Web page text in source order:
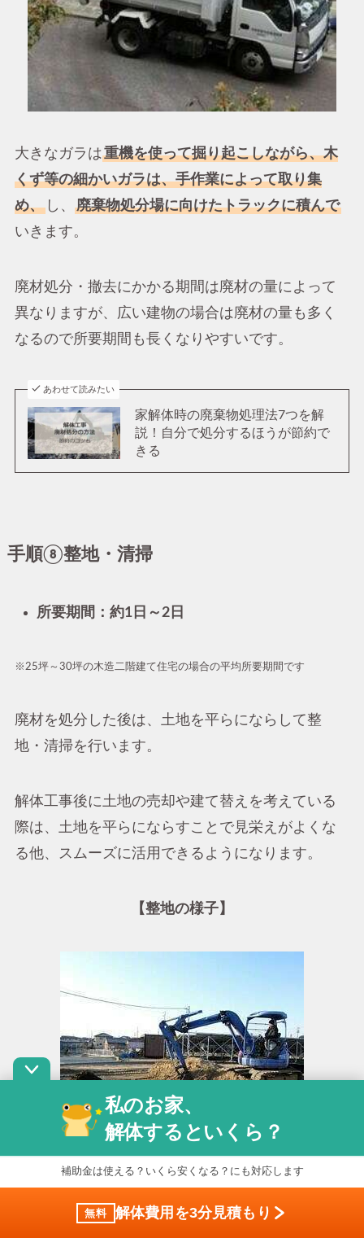
大きなガラは重機を使って掘り起こしながら、木
くず等の細かいガラは、手作業によって取り集
め、し、
廃棄物処分場に向けたトラックに積んで
いきます。
廃材処分・撤去にかかる期間は廃材の量によって
異なりますが、広い建物の場合は廃材の量も多く
なるので所要期間も長くなりやすいです。
あわせて読みたい
家解体時の廃棄物処理法7つを解
説！自分で処分するほうが節約で
きる
手順⑧整地・清掃
所要期間：約1日～2日
※25坪～30坪の木造二階建て住宅の場合の平均所要期間です
廃材を処分した後は、土地を平らにならして整
地・清掃を行います。
解体工事後に土地の売却や建て替えを考えている
際は、土地を平らにならすことで見栄えがよくな
る他、スムーズに活用できるようになります。
【整地の様子】
また、敷地内だけでなく道路の清掃も行います。
私のお家、
解体するといくら？
補助金は使える？いくら安くなる？にも対応します
無料 解体費用を3分見積もり